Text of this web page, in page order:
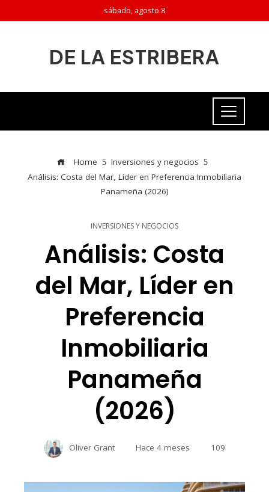
sábado, agosto 8
DE LA ESTRIBERA
Home
Inversiones y negocios
Análisis: Costa del Mar, Líder en Preferencia Inmobiliaria
Panameña (2026)
INVERSIONES Y NEGOCIOS
Análisis: Costa
del Mar, Líder en
Preferencia
Inmobiliaria
Panameña
(2026)
Oliver Grant Hace 4 meses 109